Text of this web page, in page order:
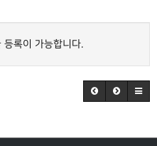
등록이 가능합니다.